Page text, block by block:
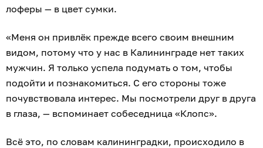
лоферы — в цвет сумки.
«Меня он привлёк прежде всего своим внешним
видом, потому что у нас в Калининграде нет таких
мужчин. Я только успела подумать о том, чтобы
подойти и познакомиться. С его стороны тоже
почувствовала интерес. Мы посмотрели друг в друга
в глаза, — вспоминает собеседница «Клопс».
Всё это, по словам калининградки, происходило в